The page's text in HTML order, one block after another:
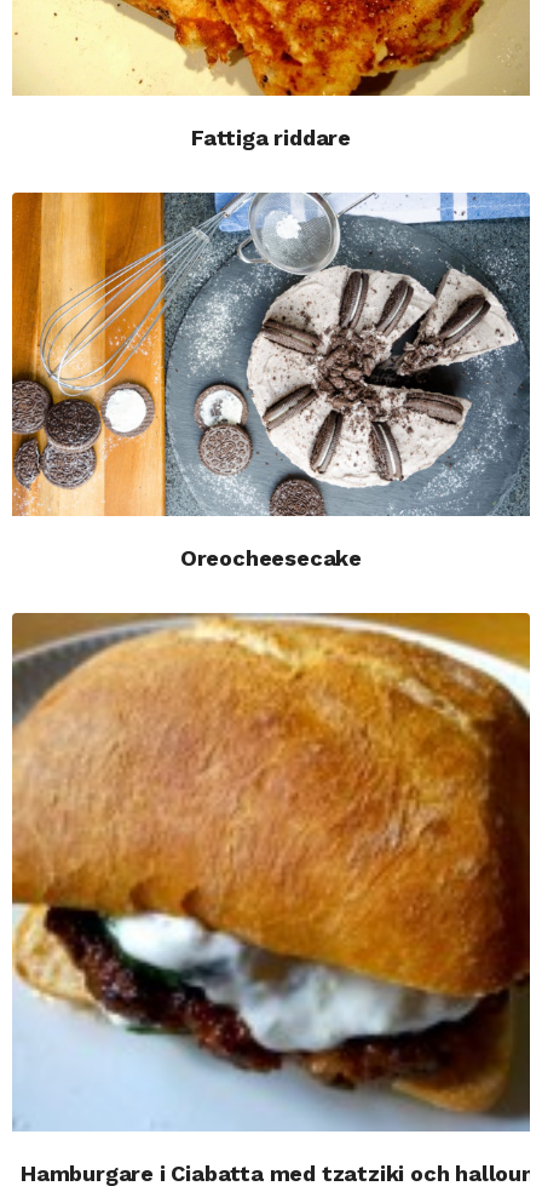
Fattiga riddare
Oreocheesecake
Hamburgare i Ciabatta med tzatziki och